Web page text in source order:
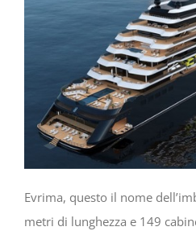
Evrima, questo il nome
metri di lunghezza e 149